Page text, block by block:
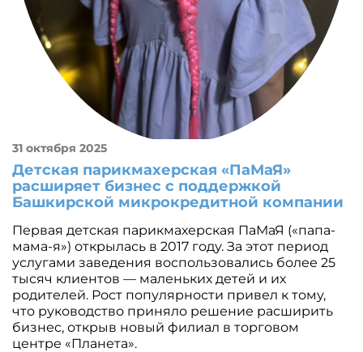
31 октября 2025
Детская парикмахерская «ПаМаЯ»
расширяет бизнес с поддержкой
Башкирской микрокредитной компании
Первая детская парикмахерская ПаМаЯ («папа-
мама-я») открылась в 2017 году. За этот период
услугами заведения воспользовались более 25
тысяч клиентов — маленьких детей и их
родителей. Рост популярности привел к тому,
что руководство приняло решение расширить
бизнес, открыв новый филиал в торговом
центре «Планета».